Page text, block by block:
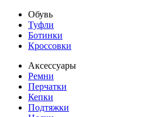
Обувь
Туфли
Ботинки
Кроссовки
Аксессуары
Ремни
Перчатки
Кепки
Подтяжки